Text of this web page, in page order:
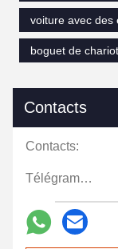
voiture avec des
boguet de
Contacts
Contacts:
Télégramme: